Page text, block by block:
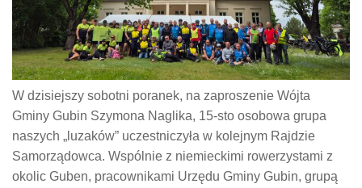
W dzisiejszy sobotni poranek, na zaproszenie Wójta
Gminy Gubin Szymona Naglika, 15-sto osobowa grupa
naszych „luzaków” uczestniczyła w kolejnym Rajdzie
Samorządowca. Wspólnie z niemieckimi rowerzystami z
okolic Guben, pracownikami Urzędu Gminy Gubin, grupą